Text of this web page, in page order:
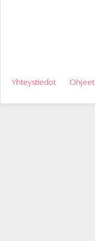
Yhteystiedot Ohjeet